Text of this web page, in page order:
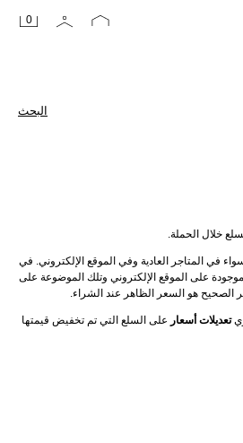
0
البحث
خلال الحملة.
هو السعر الظاهر عند الشراء.
تعديلات أسعار